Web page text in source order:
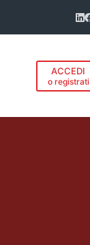
ACCEDI
o registrati